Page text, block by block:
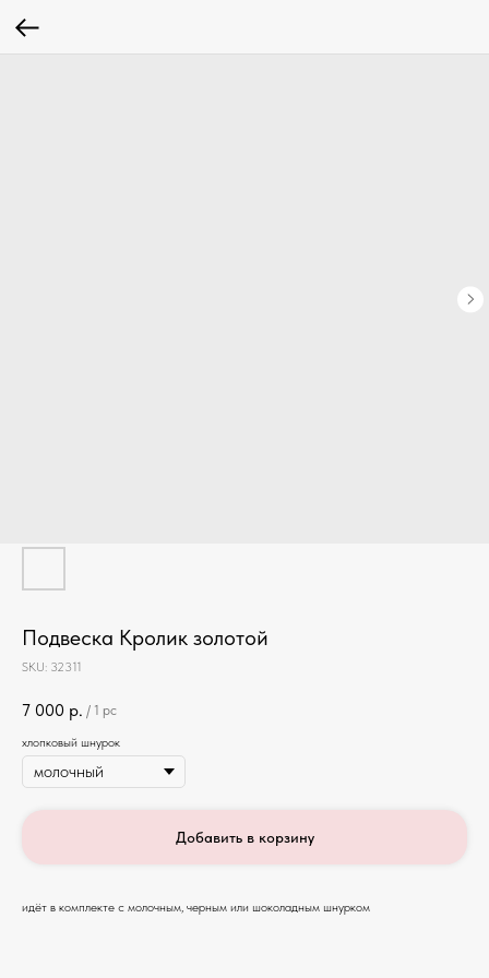
Подвеска Кролик золотой
SKU: 32311
7 000 р. / 1 pc
хлопковый шнурок
Добавить в корзину
идёт в комплекте с молочным, черным или шоколадным шнурком